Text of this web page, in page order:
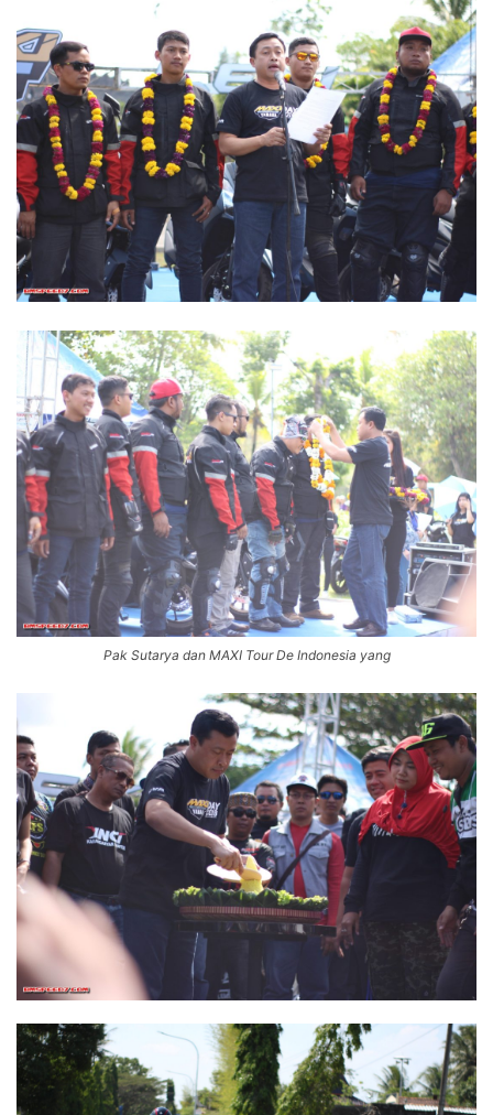
Pak Sutarya dan MAXI Tour De Indonesia yang